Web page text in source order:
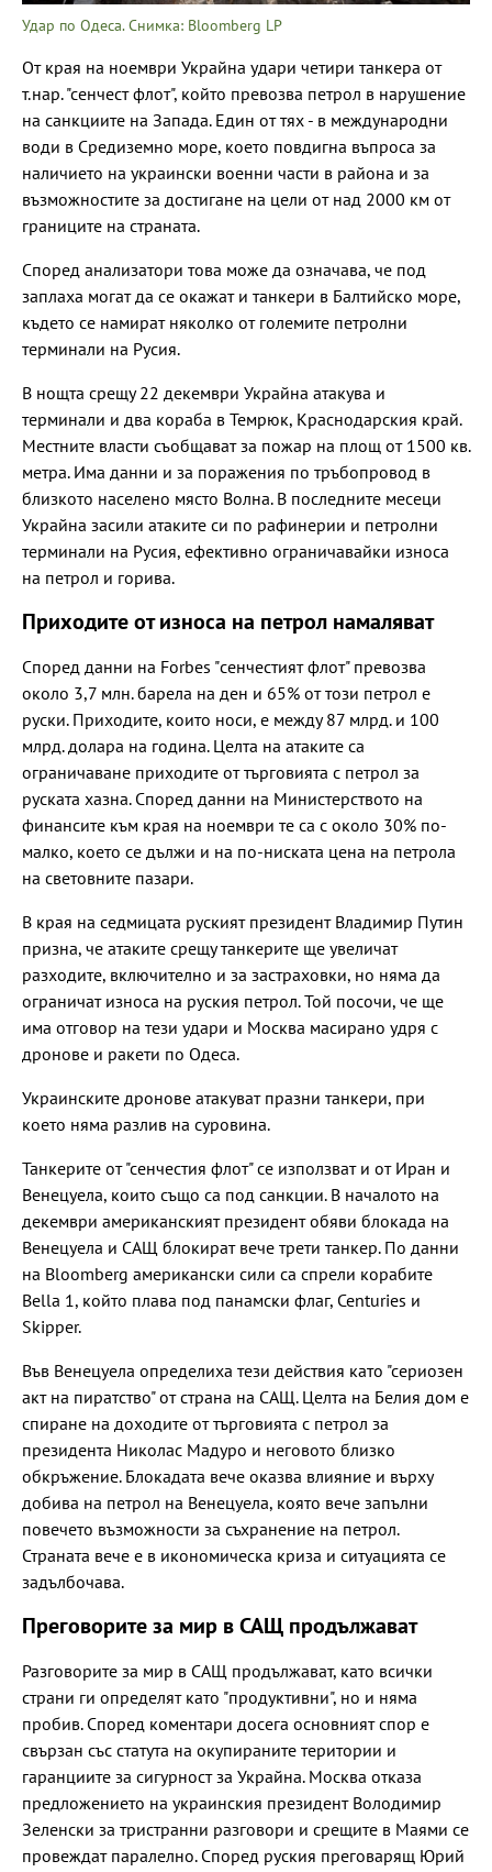
Удар по Одеса. Снимка: Bloomberg LP
От края на ноември Украйна удари четири танкера от
т.нар. "сенчест флот", който превозва петрол в нарушение
на санкциите на Запада. Един от тях - в международни
води в Средиземно море, което повдигна въпроса за
наличието на украински военни части в района и за
възможностите за достигане на цели от над 2000 км от
границите на страната.
Според анализатори това може да означава, че под
заплаха могат да се окажат и танкери в Балтийско море,
където се намират няколко от големите петролни
терминали на Русия.
В нощта срещу 22 декември Украйна атакува и
терминали и два кораба в Темрюк, Краснодарския край.
Местните власти съобщават за пожар на площ от 1500 кв.
метра. Има данни и за поражения по тръбопровод в
близкото населено място Волна. В последните месеци
Украйна засили атаките си по рафинерии и петролни
терминали на Русия, ефективно ограничавайки износа
на петрол и горива.
Приходите от износа на петрол намаляват
Според данни на Forbes "сенчестият флот" превозва
около 3,7 млн. барела на ден и 65% от този петрол е
руски. Приходите, които носи, е между 87 млрд. и 100
млрд. долара на година. Целта на атаките са
ограничаване приходите от търговията с петрол за
руската хазна. Според данни на Министерството на
финансите към края на ноември те са с около 30% по-
малко, което се дължи и на по-ниската цена на петрола
на световните пазари.
В края на седмицата руският президент Владимир Путин
призна, че атаките срещу танкерите ще увеличат
разходите, включително и за застраховки, но няма да
ограничат износа на руския петрол. Той посочи, че ще
има отговор на тези удари и Москва масирано удря с
дронове и ракети по Одеса.
Украинските дронове атакуват празни танкери, при
което няма разлив на суровина.
Танкерите от "сенчестия флот" се използват и от Иран и
Венецуела, които също са под санкции. В началото на
декември американският президент обяви блокада на
Венецуела и САЩ блокират вече трети танкер. По данни
на Bloomberg американски сили са спрели корабите
Bella 1, който плава под панамски флаг, Centuries и
Skipper.
Във Венецуела определиха тези действия като "сериозен
акт на пиратство" от страна на САЩ. Целта на Белия дом е
спиране на доходите от търговията с петрол за
президента Николас Мадуро и неговото близко
обкръжение. Блокадата вече оказва влияние и върху
добива на петрол на Венецуела, която вече запълни
повечето възможности за съхранение на петрол.
Страната вече е в икономическа криза и ситуацията се
задълбочава.
Преговорите за мир в САЩ продължават
Разговорите за мир в САЩ продължават, като всички
страни ги определят като "продуктивни", но и няма
пробив. Според коментари досега основният спор е
свързан със статута на окупираните територии и
гаранциите за сигурност за Украйна. Москва отказа
предложението на украинския президент Володимир
Зеленски за тристранни разговори и срещите в Маями се
провеждат паралелно. Според руския преговарящ Юрий